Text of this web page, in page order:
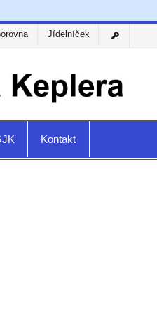
Jídelníček
Kontakt